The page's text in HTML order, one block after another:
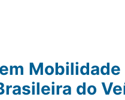
Trânsito
do